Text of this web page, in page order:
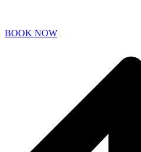
BOOK NOW